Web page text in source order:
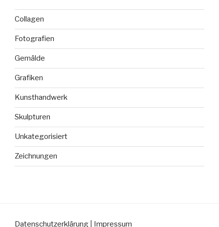
Collagen
Fotografien
Gemälde
Grafiken
Kunsthandwerk
Skulpturen
Unkategorisiert
Zeichnungen
Datenschutzerklärung Impressum